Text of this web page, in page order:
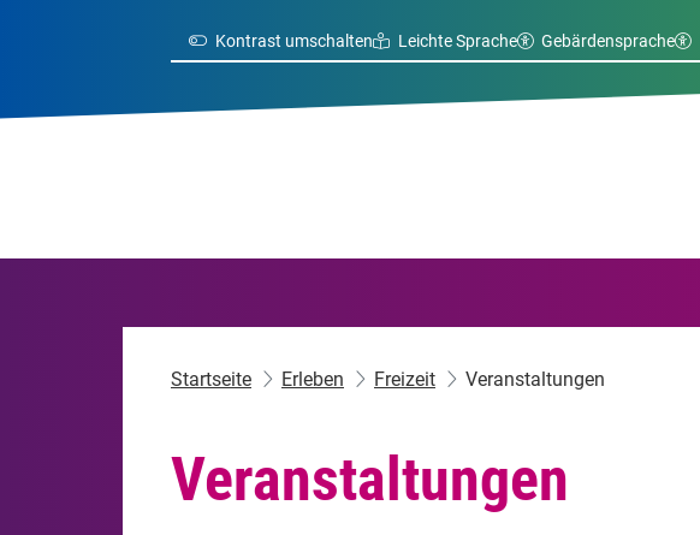
Kontrast umschalten Leichte Sprache Gebärdensprache
Startseite Erleben Freizeit Veranstaltungen
Veranstaltungen